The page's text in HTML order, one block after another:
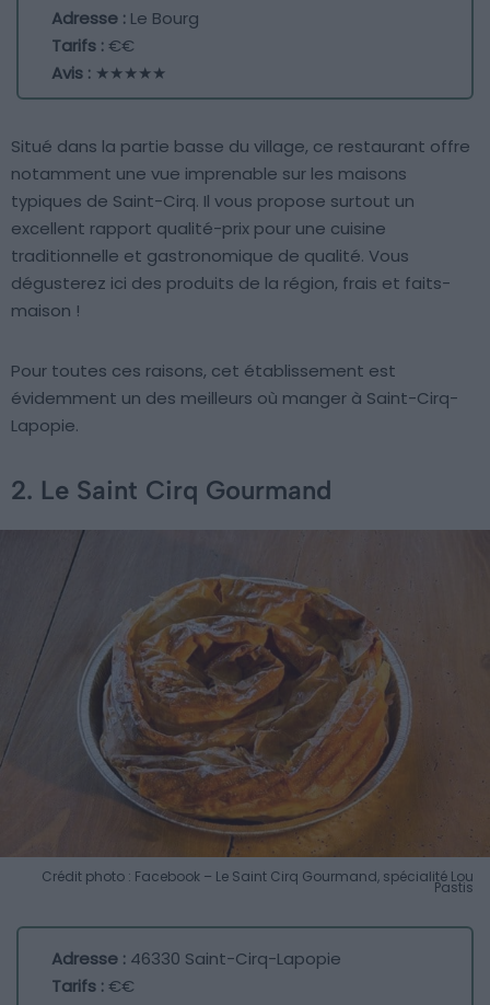
Adresse : Le Bourg
Tarifs :€€
Avis : ★★★★★
Situé dans la partie basse du village, ce restaurant offre
notamment une vue imprenable sur les maisons
typiques de Saint-Cirq. Il vous propose surtout un
excellent rapport qualité-prix pour une cuisine
traditionnelle et gastronomique de qualité. Vous
dégusterez ici des produits de la région, frais et faits-
maison !
Pour toutes ces raisons, cet établissement est
évidemment un des meilleurs où manger à Saint-Cirq-
Lapopie.
2. Le Saint Cirq Gourmand
Crédit photo : Facebook – Le Saint Cirq Gourmand, spécialité Lou
Pastis
Adresse : 46330 Saint-Cirq-Lapopie
Tarifs :€€